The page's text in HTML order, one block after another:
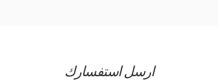
ارسل استفسارك